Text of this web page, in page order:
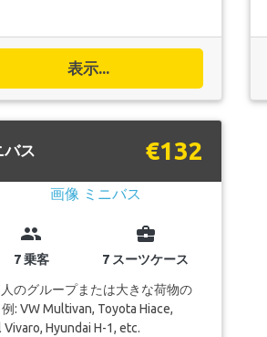
表示...
バス €132
group
7 乗客
business_center
7 スーツケース
のグループまたは大きな荷物の
: VW Multivan, Toyota Hiace,
Vivaro, Hyundai H-1, etc.